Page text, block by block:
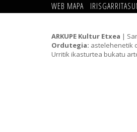
WEB MAPA
ARKUPE Kultur Etxea |
Ordutegia: astelehenetik
Urritik ikasturtea bukatu